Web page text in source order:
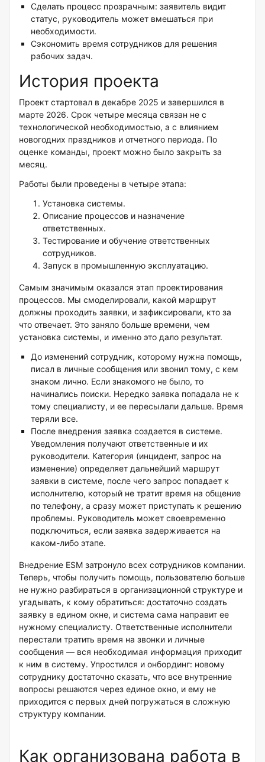
Сделать процесс прозрачным: заявитель видит
статус, руководитель может вмешаться при
необходимости.
Сэкономить время сотрудников для решения
рабочих задач.
История проекта
Проект стартовал в декабре 2025 и завершился в
марте 2026. Срок четыре месяца связан не с
технологической необходимостью, а с влиянием
новогодних праздников и отчетного периода. По
оценке команды, проект можно было закрыть за
месяц.
Работы были проведены в четыре этапа:
Установка системы.
Описание процессов и назначение
ответственных.
Тестирование и обучение ответственных
сотрудников.
Запуск в промышленную эксплуатацию.
Самым значимым оказался этап проектирования
процессов. Мы смоделировали, какой маршрут
должны проходить заявки, и зафиксировали, кто за
что отвечает. Это заняло больше времени, чем
установка системы, и именно это дало результат.
До изменений сотрудник, которому нужна помощь,
писал в личные сообщения или звонил тому, с кем
знаком лично. Если знакомого не было, то
начинались поиски. Нередко заявка попадала не к
тому специалисту, и ее пересылали дальше. Время
теряли все.
После внедрения заявка создается в системе.
Уведомления получают ответственные и их
руководители. Категория (инцидент, запрос на
изменение) определяет дальнейший маршрут
заявки в системе, после чего запрос попадает к
исполнителю, который не тратит время на общение
по телефону, а сразу может приступать к решению
проблемы. Руководитель может своевременно
подключиться, если заявка задерживается на
каком-либо этапе.
Внедрение ESM затронуло всех сотрудников компании.
Теперь, чтобы получить помощь, пользователю больше
не нужно разбираться в организационной структуре и
угадывать, к кому обратиться: достаточно создать
заявку в едином окне, и система сама направит ее
нужному специалисту. Ответственные исполнители
перестали тратить время на звонки и личные
сообщения — вся необходимая информация приходит
к ним в систему. Упростился и онбординг: новому
сотруднику достаточно сказать, что все внутренние
вопросы решаются через единое окно, и ему не
приходится с первых дней погружаться в сложную
структуру компании.
Как организована работа в